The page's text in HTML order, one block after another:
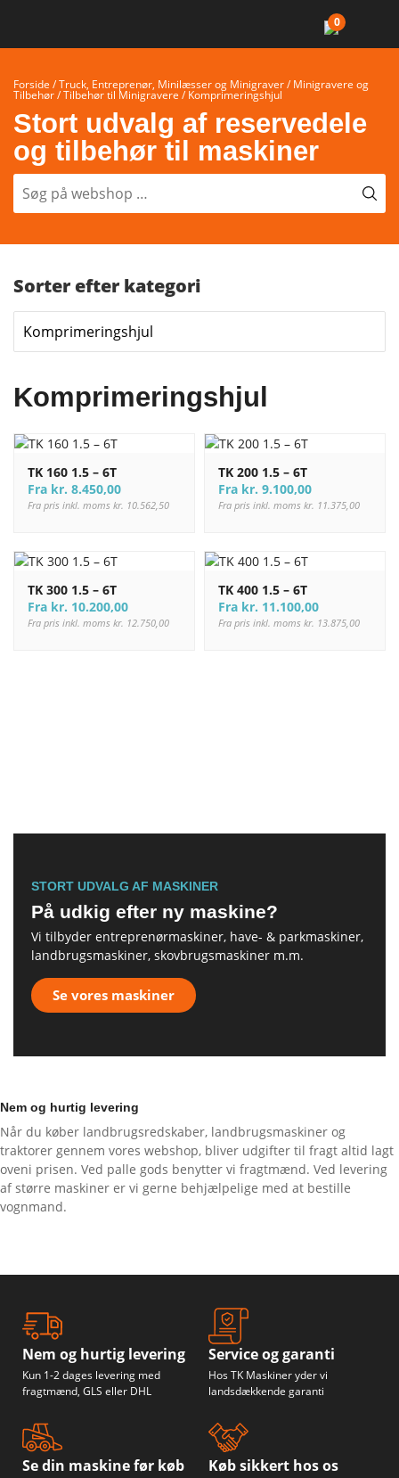
0
Forside /Truck, Entreprenør, Minilæsser og Minigraver/Minigravere og
Tilbehør/Tilbehør til Minigravere / Komprimeringshjul
Stort udvalg af reservedele
og tilbehør til maskiner
Sorter efter kategori
Komprimeringshjul
TK 160 1.5 – 6T
Fra kr. 8.450,00
Fra pris inkl. moms kr. 10.562,50
TK 200 1.5 – 6T
Fra kr. 9.100,00
Fra pris inkl. moms kr. 11.375,00
TK 300 1.5 – 6T
Fra kr. 10.200,00
Fra pris inkl. moms kr. 12.750,00
TK 400 1.5 – 6T
Fra kr. 11.100,00
Fra pris inkl. moms kr. 13.875,00
STORT UDVALG AF MASKINER
På udkig efter ny maskine?
Vi tilbyder entreprenørmaskiner, have- & parkmaskiner,
landbrugsmaskiner, skovbrugsmaskiner m.m.
Se vores maskiner
Nem og hurtig levering
Når du køber landbrugsredskaber, landbrugsmaskiner og
traktorer gennem vores webshop, bliver udgifter til fragt altid lagt
oveni prisen. Ved palle gods benytter vi fragtmænd. Ved levering
af større maskiner er vi gerne behjælpelige med at bestille
vognmand.
Nem og hurtig levering
Kun 1-2 dages levering med
fragtmænd, GLS eller DHL
Service og garanti
Hos TK Maskiner yder vi
landsdækkende garanti
Se din maskine før køb Køb sikkert hos os